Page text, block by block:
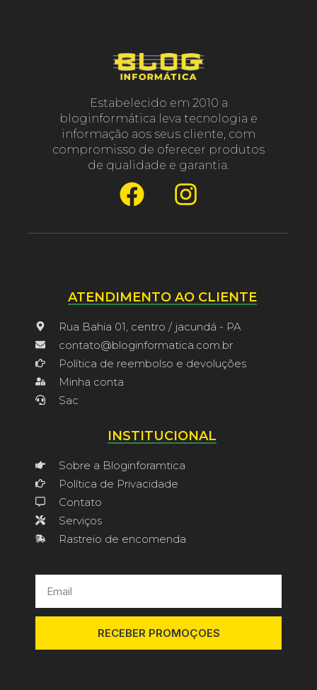
Estabelecido em 2010 a
bloginformática leva tecnologia e
informação aos seus cliente, com
compromisso de oferecer produtos
de qualidade e garantia.
ATENDIMENTO AO CLIENTE
Rua Bahia 01, centro / jacundá - PA
contato@bloginformatica.com.br
Política de reembolso e devoluções
Minha conta
Sac
INSTITUCIONAL
Sobre a Bloginforamtica
Política de Privacidade
Contato
Serviços
Rastreio de encomenda
RECEBER PROMOÇOES